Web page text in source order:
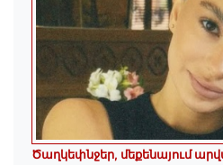
Ծաղկեփնջեր, մեքենայում